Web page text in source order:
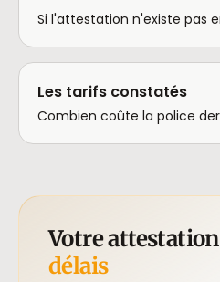
Si l'attestation n'existe pas
Les tarifs constatés
Combien coûte la police
Votre
délais